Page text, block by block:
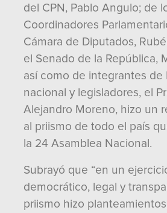
del CPN, Pablo Angulo; de
Coordinadores
Cámara de Diputados,
el Senado de la República,
así como de integrantes de
nacional y legisladores, el
Alejandro Moreno, hizo un
al priismo de todo el país
la 24 Asamblea Nacional.
Subrayó que “en un
democrático, legal y
priismo hizo